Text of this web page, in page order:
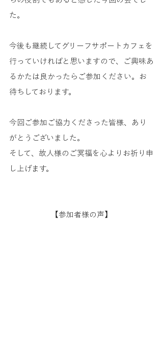
た。
今後も継続してグリーフサポートカフェを
行っていければと思いますので、ご興味あ
るかたは良かったらご参加ください。お
待ちしております。
今回ご参加ご協力くださった皆様、あり
がとうございました。
そして、故人様のご冥福を心よりお祈り申
し上げます。
【参加者様の声】